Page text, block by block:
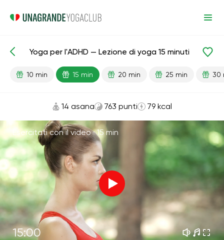
Lezioni pronte Antistress
Yoga per l'ADHD — Lezione di yoga 15 minuti
10 min 15 min 20 min 25 min 30
14 asana 763 punti 79 kcal
Esercitati con il video ·15 min
15:00